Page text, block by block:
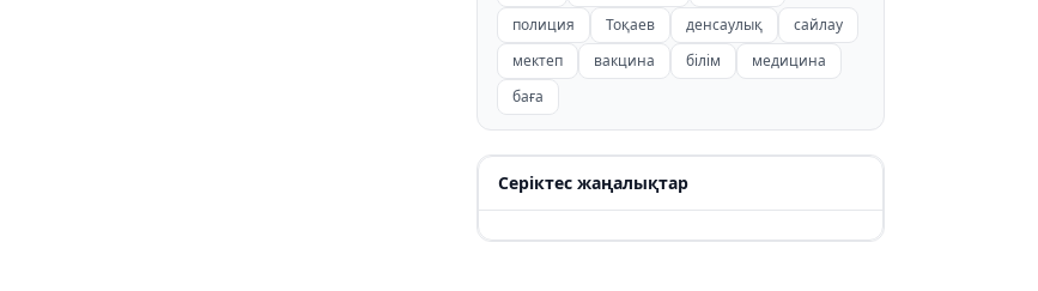
полиция
Тоқаев денсаулық
сайлау
мектеп
вакцина білім
медицина
баға
Серіктес жаңалықтар